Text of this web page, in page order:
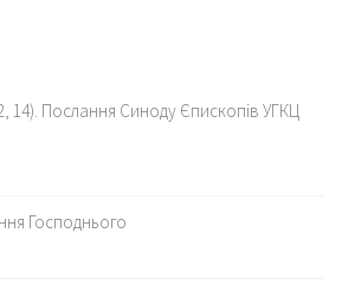
14). Послання Синоду Єпископів УГКЦ
Господнього